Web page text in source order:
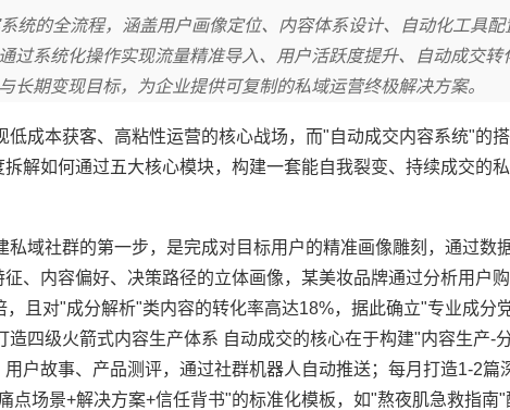
统的全流程，涵盖用户画像定位、内容体系设计、自动化工具配
过系统化操作实现流量精准导入、用户活跃度提升、自动成交转
长期变现目标，为企业提供可复制的私域运营终极解决方案。
成本获客、高粘性运营的核心战场，而"自动成交内容系统"的
解如何通过五大核心模块，构建一套能自我裂变、持续成交的
域社群的第一步，是完成对目标用户的精准画像雕刻，通过数
、内容偏好、决策路径的立体画像，某美妆品牌通过分析用户
且对"成分解析"类内容的转化率高达18%，据此确立"专业成分
四级火箭式内容生产体系 自动成交的核心在于构建"内容生产-
户故事、产品测评，通过社群机器人自动推送；每月打造1-2篇
点场景+解决方案+信任背书"的标准化模板，如"熬夜肌急救指南